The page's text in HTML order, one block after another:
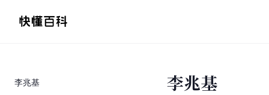
李兆基
李兆基